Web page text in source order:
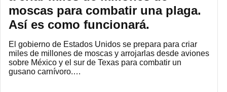
moscas para combatir una plaga.
Así es como funcionará.
El gobierno de Estados Unidos se prepara para criar
miles de millones de moscas y arrojarlas desde aviones
sobre México y el sur de Texas para combatir un
gusano carnívoro.…